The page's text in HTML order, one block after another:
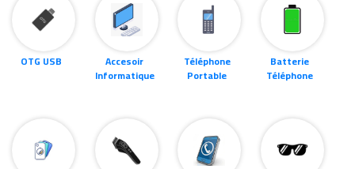
OTG USB Accesoir
Informatique
Téléphone
Portable
Batterie
Téléphone